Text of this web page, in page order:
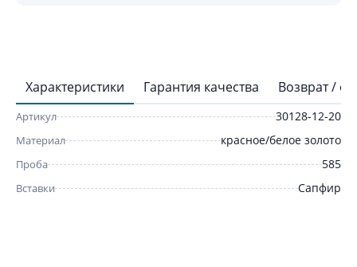
Характеристики Гарантия качества Возврат /
Артикул 30128-12-20
Материал красное/белое золото
Проба 585
Вставки Сапфир